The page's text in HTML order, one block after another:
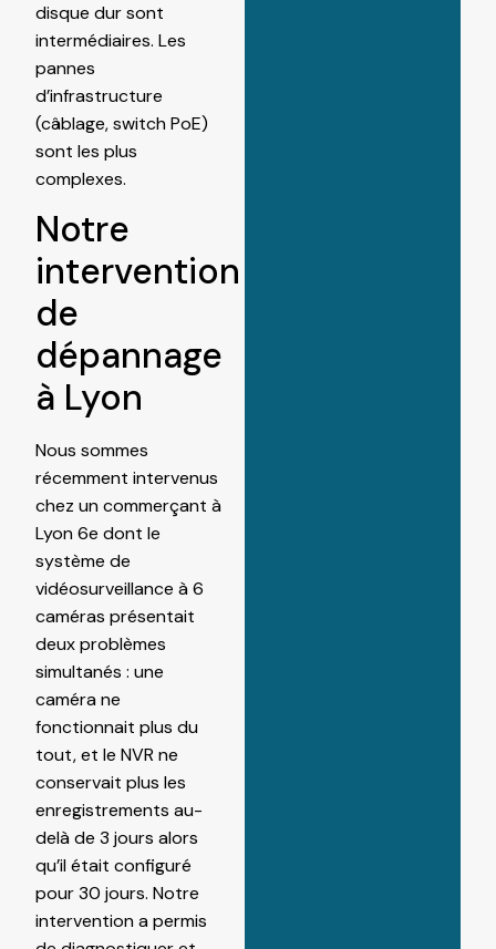
disque dur sont
intermédiaires. Les
pannes
d’infrastructure
(câblage, switch PoE)
sont les plus
complexes.
Notre
intervention
de
dépannage
à Lyon
Nous sommes
récemment intervenus
chez un commerçant à
Lyon 6e dont le
système de
vidéosurveillance à 6
caméras présentait
deux problèmes
simultanés : une
caméra ne
fonctionnait plus du
tout, et le NVR ne
conservait plus les
enregistrements au-
delà de 3 jours alors
qu’il était configuré
pour 30 jours. Notre
intervention a permis